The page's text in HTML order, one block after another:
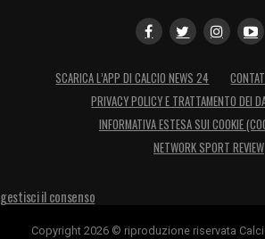
SCARICA L’APP DI CALCIO NEWS 24
PRIVACY POLICY E TRATTAMENTO DEI
INFORMATIVA ESTESA SUI COOKIE
NETWORK SPORT REVIEW
gestisci il consenso
Copyright 2026 © riproduzione riservata